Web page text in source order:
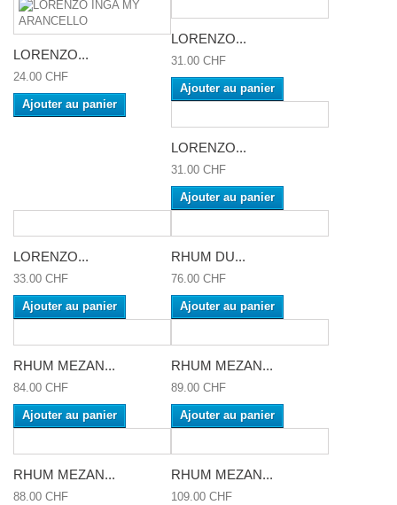
LORENZO...
24.00 CHF
Ajouter au panier
LORENZO...
31.00 CHF
Ajouter au panier
LORENZO...
31.00 CHF
Ajouter au panier
LORENZO...
33.00 CHF
Ajouter au panier
RHUM DU...
76.00 CHF
Ajouter au panier
RHUM MEZAN...
84.00 CHF
Ajouter au panier
RHUM MEZAN...
89.00 CHF
Ajouter au panier
RHUM MEZAN...
88.00 CHF
RHUM MEZAN...
109.00 CHF